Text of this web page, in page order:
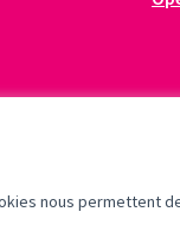
nous permettent